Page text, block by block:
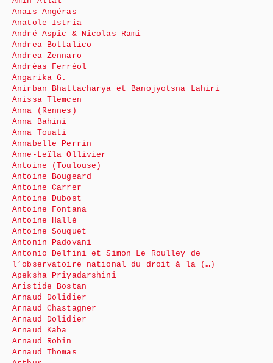
Anaïs Angéras
Anatole Istria
André Aspic & Nicolas Rami
Andrea Bottalico
Andrea Zennaro
Andréas Ferréol
Angarika G.
Anirban Bhattacharya et Banojyotsna Lahiri
Anissa Tlemcen
Anna (Rennes)
Anna Bahini
Anna Touati
Annabelle Perrin
Anne-Leïla Ollivier
Antoine (Toulouse)
Antoine Bougeard
Antoine Carrer
Antoine Dubost
Antoine Fontana
Antoine Hallé
Antoine Souquet
Antonin Padovani
Antonio Delfini et Simon Le Roulley de
l’observatoire national du droit à la (…)
Apeksha Priyadarshini
Aristide Bostan
Arnaud Dolidier
Arnaud Chastagner
Arnaud Dolidier
Arnaud Kaba
Arnaud Robin
Arnaud Thomas